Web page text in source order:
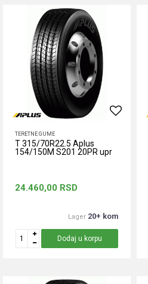
TERETNE GUME
T 315/70R22.5 Aplus
154/150M S201 20PR upr
24.460,00 RSD
Lager 20+ kom
Dodaj u korpu